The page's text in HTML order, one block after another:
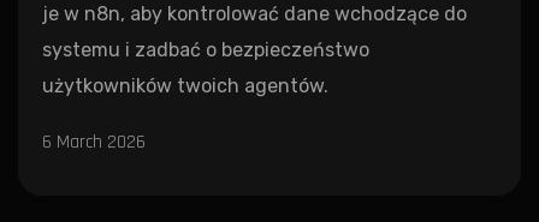
je w n8n, aby kontrolować dane wchodzące do
systemu i zadbać o bezpieczeństwo
użytkowników twoich agentów.
6 March 2026